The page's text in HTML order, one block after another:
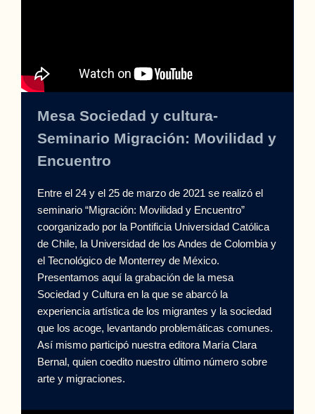
Mesa Sociedad y cultura-
Seminario Migración: Movilidad y
Encuentro
Entre el 24 y el 25 de marzo de 2021 se realizó el
seminario “Migración: Movilidad y Encuentro”
coorganizado por la Pontificia Universidad Católica
de Chile, la Universidad de los Andes de Colombia y
el Tecnológico de Monterrey de México.
Presentamos aquí la grabación de la mesa
Sociedad y Cultura en la que se abarcó la
experiencia artística de los migrantes y la sociedad
que los acoge, levantando problemáticas comunes.
Así mismo participó nuestra editora María Clara
Bernal, quien coedito nuestro último número sobre
arte y migraciones.